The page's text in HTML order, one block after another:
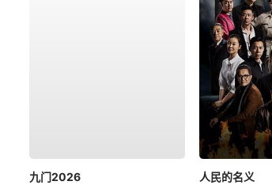
九门2026
人民的名义